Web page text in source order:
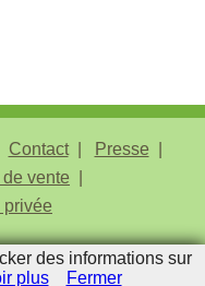
Contact
Presse
vente
privée
des informations sur
plus Fermer